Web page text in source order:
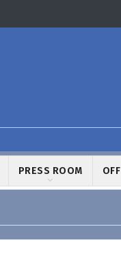
PRESS ROOM OFF